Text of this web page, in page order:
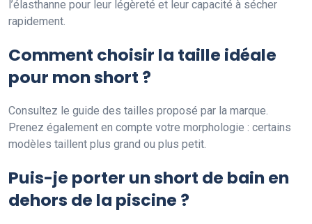
l’élasthanne pour leur légèreté et leur capacité à sécher
rapidement.
Comment choisir la taille idéale
pour mon short ?
Consultez le guide des tailles proposé par la marque.
Prenez également en compte votre morphologie : certains
modèles taillent plus grand ou plus petit.
Puis-je porter un short de bain en
dehors de la piscine ?